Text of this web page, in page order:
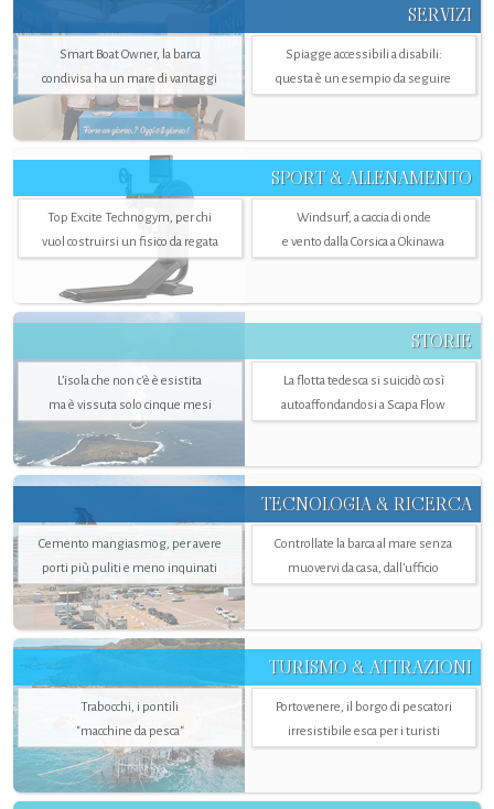
SERVIZI
Smart Boat Owner, la barca
condivisa ha un mare di vantaggi
Spiagge accessibili a disabili:
questa è un esempio da seguire
SPORT & ALLENAMENTO
Top Excite Technogym, per chi
vuol costruirsi un fisico da regata
Windsurf, a caccia di onde
e vento dalla Corsica a Okinawa
STORIE
L’isola che non c'è è esistita
ma è vissuta solo cinque mesi
La flotta tedesca si suicidò così
autoaffondandosi a Scapa Flow
TECNOLOGIA & RICERCA
Cemento mangiasmog, per avere
porti più puliti e meno inquinati
Controllate la barca al mare senza
muovervi da casa, dall’ufficio
TURISMO & ATTRAZIONI
Trabocchi, i pontili
"macchine da pesca"
Portovenere, il borgo di pescatori
irresistibile esca per i turisti